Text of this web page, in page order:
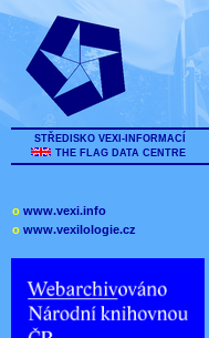
STŘEDISKO VEXI-INFORMACÍ
THE FLAG DATA CENTRE
o www.vexi.info
o www.vexilologie.cz